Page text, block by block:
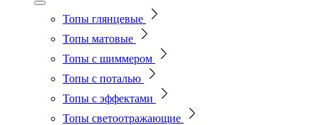
Топы глянцевые
Топы матовые
Топы с шиммером
Топы с поталью
Топы с эффектами
Топы светоотражающие